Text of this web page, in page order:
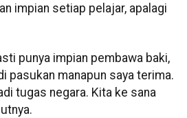
impian setiap pelajar, apalagi
punya impian pembawa baki,
pasukan manapun saya terima.
tugas negara. Kita ke sana